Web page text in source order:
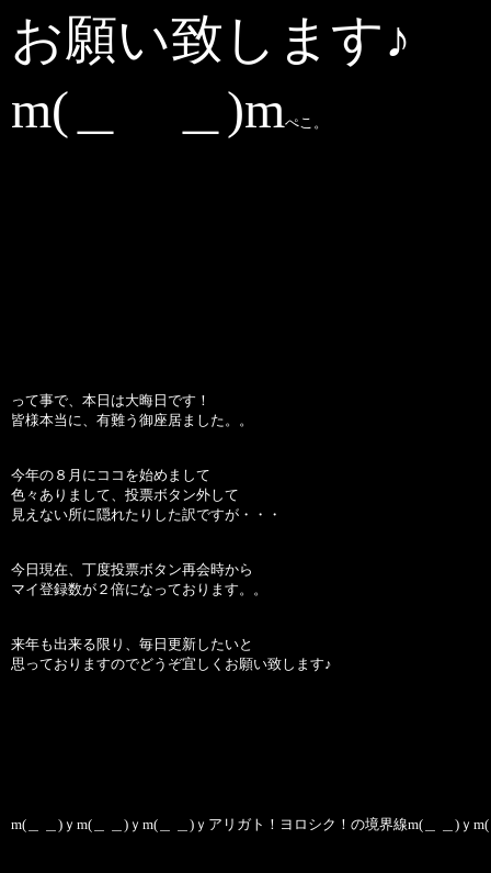
お願い致します♪
m(＿ ＿)mぺこ。
って事で、本日は大晦日です！
皆様本当に、有難う御座居ました。。
今年の８月にココを始めまして
色々ありまして、投票ボタン外して
見えない所に隠れたりした訳ですが・・・
今日現在、丁度投票ボタン再会時から
マイ登録数が２倍になっております。。
来年も出来る限り、毎日更新したいと
思っておりますのでどうぞ宜しくお願い致します♪
m(＿ ＿)ｙm(＿ ＿)ｙm(＿ ＿)ｙアリガト！ヨロシク！の境界線m(＿ ＿)ｙ